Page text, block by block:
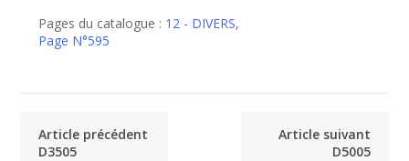
Pages du catalogue : 12 - DIVERS,
Page N°595
Article précédent
D3505
Article suivant
D5005